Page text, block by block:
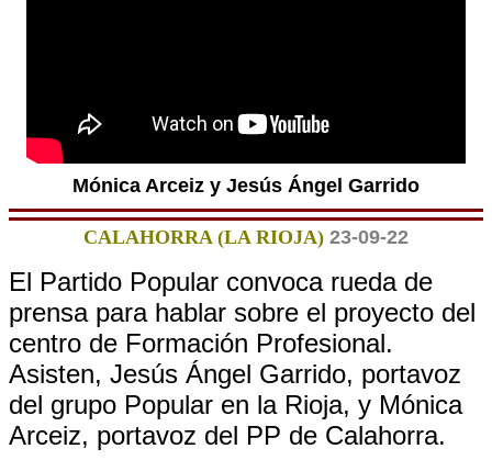
Mónica Arceiz y Jesús Ángel Garrido
CALAHORRA (LA RIOJA) 23-09-22
El Partido Popular convoca rueda de
prensa para hablar sobre el proyecto del
centro de Formación Profesional.
Asisten, Jesús Ángel Garrido, portavoz
del grupo Popular en la Rioja, y Mónica
Arceiz, portavoz del PP de Calahorra.